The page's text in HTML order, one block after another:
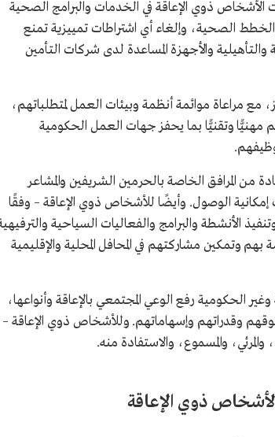
ذوي الإعاقة في الخدمات والبرامج الصحية
والخطط الصحية، وإلغاء أي اشتراطات تمييزية تمنع
والأجهزة المساعدة لدى شركات التأمين
مراعاة موائمة أنظمة وبيئات العمل لمتطلباتهم،
وتقنيًّا بما يحفز جهات العمل الحكومية
المرافق الخاصة بالحرمين الشريفين والمشاعر
الوصول. وأيضًا للأشخاص ذوي الإعاقة – وفقًا
الأنشطة والبرامج والفعاليات السياحية
وتمكين مشاركتهم في المحافل المحلية والإقليمية
الحكومية رفع الوعي المجتمعي بالإعاقة وأنواعها،
وقدراتهم وإسهاماتهم. وللأشخاص ذوي الإعاقة –
والمسموع، والاستفادة منه.
ذوي الإعاقة